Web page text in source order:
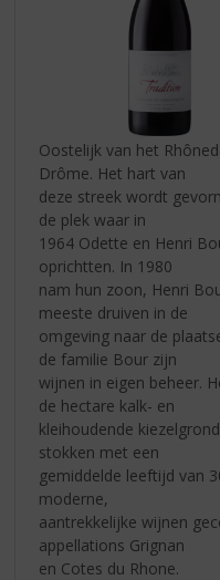
Oostelijk van het
Drôme. Het hart van
deze streek wordt
de plek waar in
1964 Odette en Henri
oprichtten. In 1980
nam hun zoon, Henri
meeste druiven in de
omgeving naar de
de familie Bour zijn
wijnen in eigen beheer.
de hectare kalk- en
kleihoudende
stokken met een
gemiddelde leeftijd van
moderne,
aantrekkelijke wijnen
appellations Grignan
en Cotes du Rhone.